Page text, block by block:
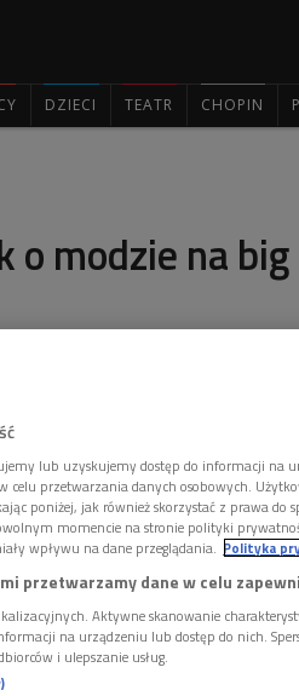
DZIECI TEATR CHOPIN
o modzie na big
muzyk warszawski,
i Big Bandu
lub uzyskujemy dostęp do informacji na
celu przetwarzania danych osobowych.
poniżej, jak również skorzystać z prawa do
momencie na stronie polityki
wpływu na dane przeglądania. Polityka
przetwarzamy dane w celu
Aktywne skanowanie
na urządzeniu lub dostęp do nich.
i ulepszanie usług.